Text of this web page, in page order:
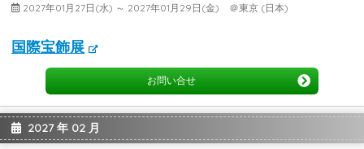
2027年01月27日(水) ～ 2027年01月29日(金) ＠東京 (日本)
国際宝飾展
お問い合せ
2027 年 02 月